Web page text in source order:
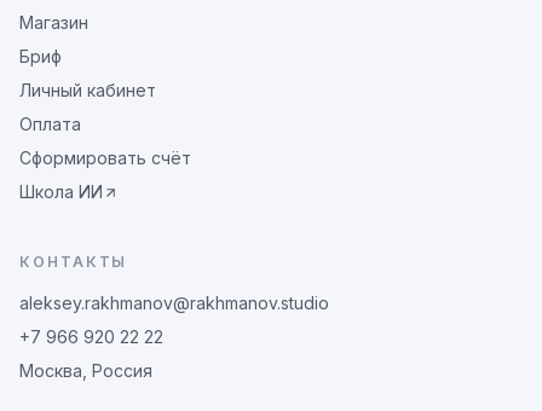
Магазин
Бриф
Личный кабинет
Оплата
Сформировать счёт
Школа ИИ
КОНТАКТЫ
aleksey.rakhmanov@rakhmanov.studio
+7 966 920 22 22
Москва, Россия